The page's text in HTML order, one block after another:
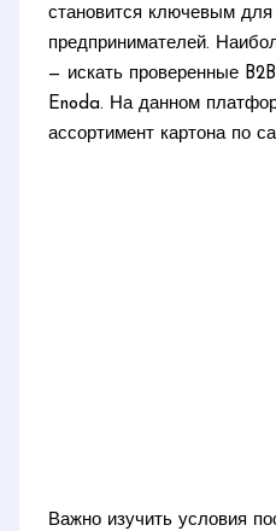
становится ключевым для
предпринимателей.
— искать проверенные
Enoda. На данном
ассортимент картона по
Важно изучить условия